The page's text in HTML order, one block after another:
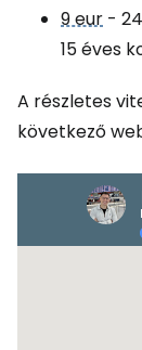
9 eur -
15 éves
A részletes
következő